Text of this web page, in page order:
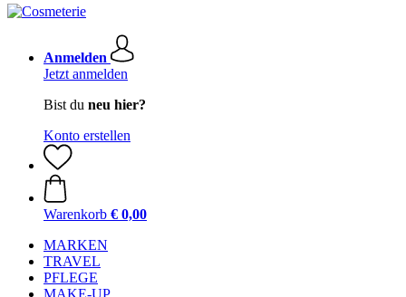
Anmelden
Jetzt anmelden
Bist du neu hier?
Konto erstellen
Warenkorb € 0,00
MARKEN
TRAVEL
PFLEGE
MAKE-UP